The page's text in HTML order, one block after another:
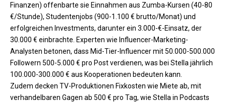
Finanzen) offenbarte sie Einnahmen aus Zumba-Kursen (40-80
€/Stunde), Studentenjobs (900-1.100 € brutto/Monat) und
erfolgreichen Investments, darunter ein 3.000-€-Einsatz, der
30.000 € einbrachte. Experten wie Influencer-Marketing-
Analysten betonen, dass Mid-Tier-Influencer mit 50.000-500.000
Followern 500-5.000 € pro Post verdienen, was bei Stella jährlich
100.000-300.000 € aus Kooperationen bedeuten kann.​
Zudem decken TV-Produktionen Fixkosten wie Miete ab, mit
verhandelbaren Gagen ab 500 € pro Tag, wie Stella in Podcasts